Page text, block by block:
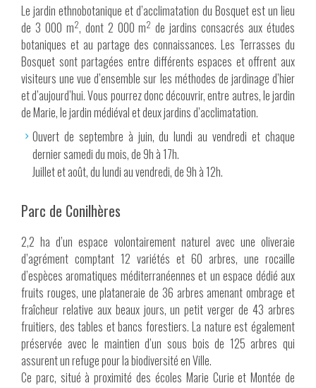
Le jardin ethnobotanique et d’acclimatation du Bosquet est un lieu
de 3 000 m2, dont 2 000 m2 de jardins consacrés aux études
botaniques et au partage des connaissances. Les Terrasses du
Bosquet sont partagées entre différents espaces et offrent aux
visiteurs une vue d’ensemble sur les méthodes de jardinage d’hier
et d’aujourd’hui. Vous pourrez donc découvrir, entre autres, le jardin
de Marie, le jardin médiéval et deux jardins d’acclimatation.
Ouvert de septembre à juin, du lundi au vendredi et chaque
dernier samedi du mois, de 9h à 17h.
Juillet et août, du lundi au vendredi, de 9h à 12h.
Parc de Conilhères
2,2 ha d’un espace volontairement naturel avec une oliveraie
d’agrément comptant 12 variétés et 60 arbres, une rocaille
d’espèces aromatiques méditerranéennes et un espace dédié aux
fruits rouges, une plataneraie de 36 arbres amenant ombrage et
fraîcheur relative aux beaux jours, un petit verger de 43 arbres
fruitiers, des tables et bancs forestiers. La nature est également
préservée avec le maintien d’un sous bois de 125 arbres qui
assurent un refuge pour la biodiversité en Ville.
Ce parc, situé à proximité des écoles Marie Curie et Montée de